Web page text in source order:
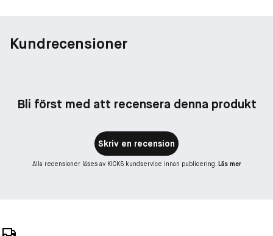
Kundrecensioner
Bli först med att recensera denna produkt
Skriv en recension
Alla recensioner läses av KICKS kundservice innan publicering. Läs mer